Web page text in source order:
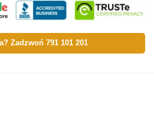
Zadzwoń 791 101 201